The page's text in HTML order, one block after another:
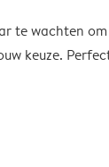
te wachten
keuze.